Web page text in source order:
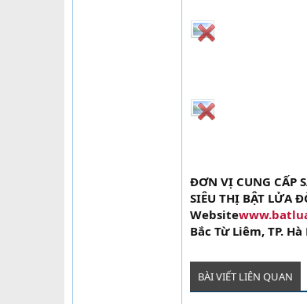
ĐƠN VỊ CUNG CẤP
SIÊU THỊ BẬT LỬA
Website
Bắc Từ Liêm, TP.
BÀI VIẾT LIÊN QUAN